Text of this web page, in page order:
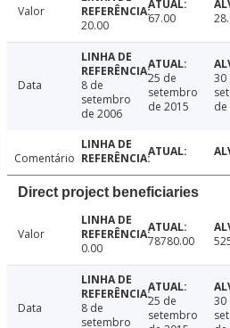
Valor
20.00
67.00
Data
8 de
setembro
de 2006
25 de
setembro
de 2015
30
de
Comentário
Direct project beneficiaries
Valor
0.00
78780.00
Data
8 de
setembro
25 de
setembro
30